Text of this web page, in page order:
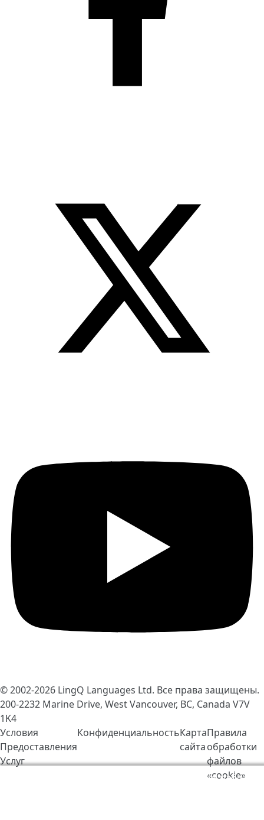
Мы используем cookie-файлы, чтобы сделать работу
© 2002-2026 LingQ Languages Ltd. Все права защищены.
200-2232 Marine Drive, West Vancouver, BC, Canada V7V
1K4
Условия
Предоставления
Услуг
КонфиденциальностьКарта
сайта
Правила
обработки
файлов
«cookie»